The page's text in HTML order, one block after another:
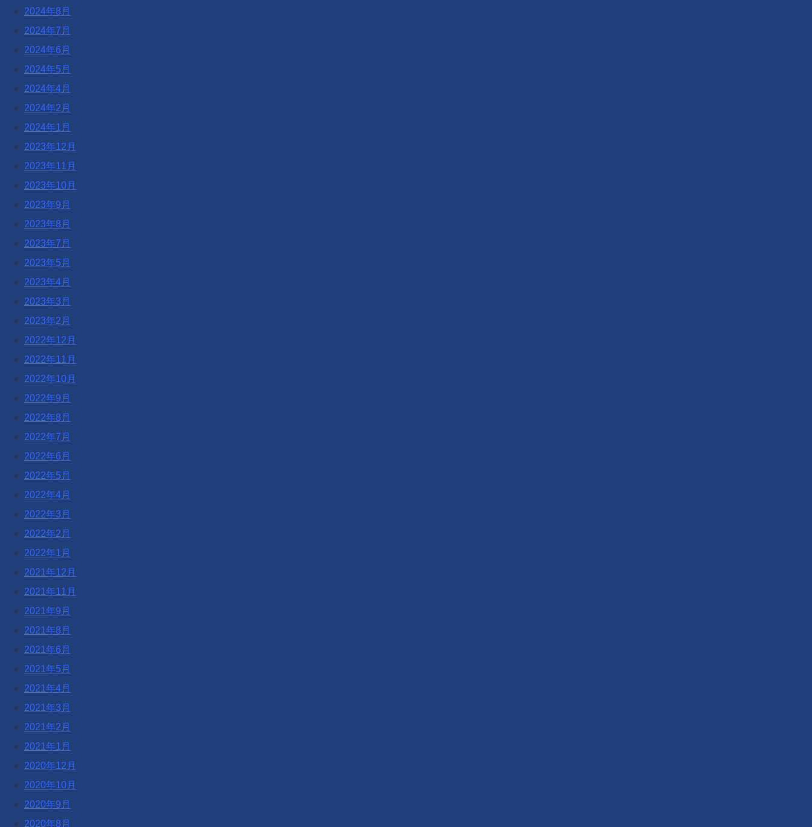
2024年8月
2024年7月
2024年6月
2024年5月
2024年4月
2024年2月
2024年1月
2023年12月
2023年11月
2023年10月
2023年9月
2023年8月
2023年7月
2023年5月
2023年4月
2023年3月
2023年2月
2022年12月
2022年11月
2022年10月
2022年9月
2022年8月
2022年7月
2022年6月
2022年5月
2022年4月
2022年3月
2022年2月
2022年1月
2021年12月
2021年11月
2021年9月
2021年8月
2021年6月
2021年5月
2021年4月
2021年3月
2021年2月
2021年1月
2020年12月
2020年10月
2020年9月
2020年8月